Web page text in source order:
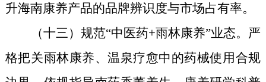
升海南康养产品的品牌辨识度与市场占有率。
（十三）规范“中医药+雨林康养”业态。严
格把关雨林康养、温泉疗愈中的药械使用合规